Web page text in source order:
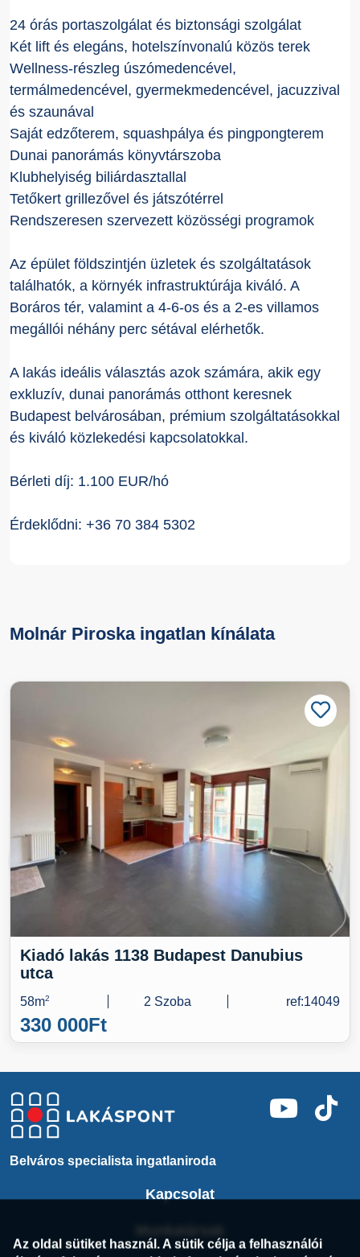
24 órás portaszolgálat és biztonsági szolgálat
Két lift és elegáns, hotelszínvonalú közös terek
Wellness-részleg úszómedencével,
termálmedencével, gyermekmedencével, jacuzzival
és szaunával
Saját edzőterem, squashpálya és pingpongterem
Dunai panorámás könyvtárszoba
Klubhelyiség biliárdasztallal
Tetőkert grillezővel és játszótérrel
Rendszeresen szervezett közösségi programok
Az épület földszintjén üzletek és szolgáltatások
találhatók, a környék infrastruktúrája kiváló. A
Boráros tér, valamint a 4-6-os és a 2-es villamos
megállói néhány perc sétával elérhetők.
A lakás ideális választás azok számára, akik egy
exkluzív, dunai panorámás otthont keresnek
Budapest belvárosában, prémium szolgáltatásokkal
és kiváló közlekedési kapcsolatokkal.
Bérleti díj: 1.100 EUR/hó
Érdeklődni: +36 70 384 5302
Molnár Piroska ingatlan kínálata
Kiadó lakás 1138 Budapest Danubius
utca
58m2 2 Szoba ref:14049
330 000Ft
Kapcsolat
Belváros specialista ingatlaniroda
Az oldal sütiket használ. A sütik célja a felhasználói